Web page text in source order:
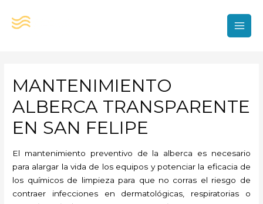
MANTENIMIENTO
ALBERCA TRANSPARENTE
EN SAN FELIPE
El mantenimiento preventivo de la alberca es necesario
para alargar la vida de los equipos y potenciar la eficacia de
los químicos de limpieza para que no corras el riesgo de
contraer infecciones en dermatológicas, respiratorias o